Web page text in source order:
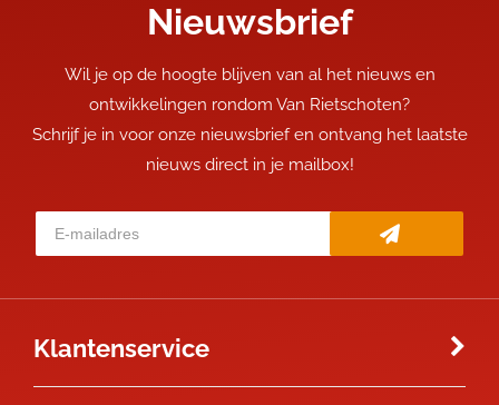
Nieuwsbrief
Wil je op de hoogte blijven van al het nieuws en
ontwikkelingen rondom Van Rietschoten?
Schrijf je in voor onze nieuwsbrief en ontvang het laatste
nieuws direct in je mailbox!
Klantenservice